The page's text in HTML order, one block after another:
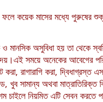
কয়েক মাসের মধ্যে পুরুষের
মানসিক অসুবিধা হয় তা থেকে
সময়ে অনেকের আবেগের
রাগারাগি করা, দ্বিধাগ্রস্ত
সামান্য অথবা মাত্রাতিরিক্ত
নিয়মিত এটি সেবন করতে